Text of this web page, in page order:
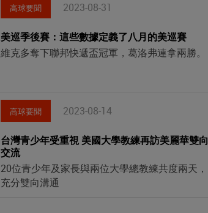
高球要聞 2023-08-31
美巡季後賽：這些數據定義了八月的美巡賽
維克多奪下聯邦快遞盃冠軍，葛洛弗連拿兩勝。
高球要聞 2023-08-14
台灣青少年受重視 美國大學教練再訪美麗華雙向
交流
20位青少年及家長與兩位大學總教練共度兩天，
充分雙向溝通